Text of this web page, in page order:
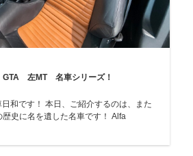
左MT 名車シリーズ！
介するのは、また
に名を遺した名車です！ Alfa